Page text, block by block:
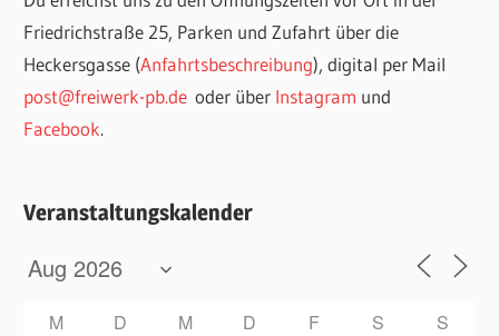
Friedrichstraße 25, Parken und Zufahrt über die
Heckersgasse (Anfahrtsbeschreibung), digital per Mail
post@freiwerk-pb.de oder über Instagram und
Facebook.
Veranstaltungskalender
M D M D F S S